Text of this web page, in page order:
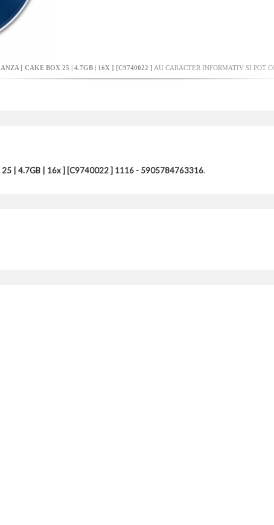
[ CAKE BOX 25 | 4.7GB | 16X ] [C9740022 ] AU CARACTER INFORMATIV SI POT
25 | 4.7GB | 16x ] [C9740022 ] 1116 - 5905784763316.